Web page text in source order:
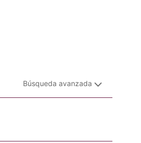
Búsqueda avanzada